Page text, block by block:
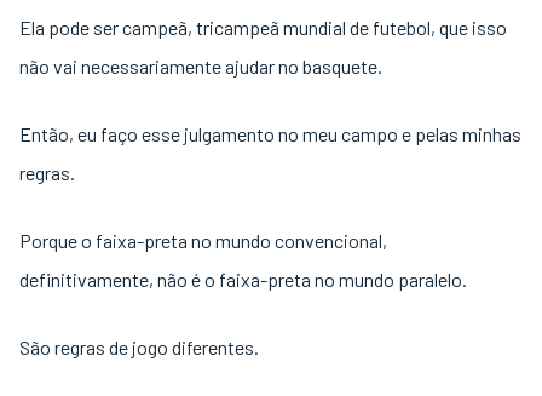
Ela pode ser campeã, tricampeã mundial de futebol, que isso
não vai necessariamente ajudar no basquete.
Então, eu faço esse julgamento no meu campo e pelas minhas
regras.
Porque o faixa-preta no mundo convencional,
definitivamente, não é o faixa-preta no mundo paralelo.
São regras de jogo diferentes.